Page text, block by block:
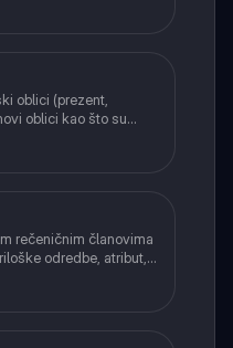
oblici (prezent,
oblici kao što su
futur II, kao i
rečeničnim članovima
odredbe, atribut,